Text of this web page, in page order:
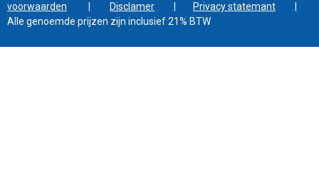
voorwaarden
Disclamer Privacy statemant
Alle genoemde prijzen zijn inclusief 21% BTW